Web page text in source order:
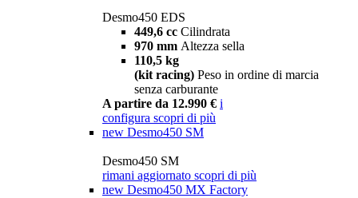
Desmo450 EDS
449,6 cc Cilindrata
970 mm Altezza sella
110,5 kg
(kit racing) Peso in ordine di marcia
senza carburante
A partire da 12.990 € i
configura scopri di più
new Desmo450 SM
Desmo450 SM
rimani aggiornato scopri di più
new Desmo450 MX Factory